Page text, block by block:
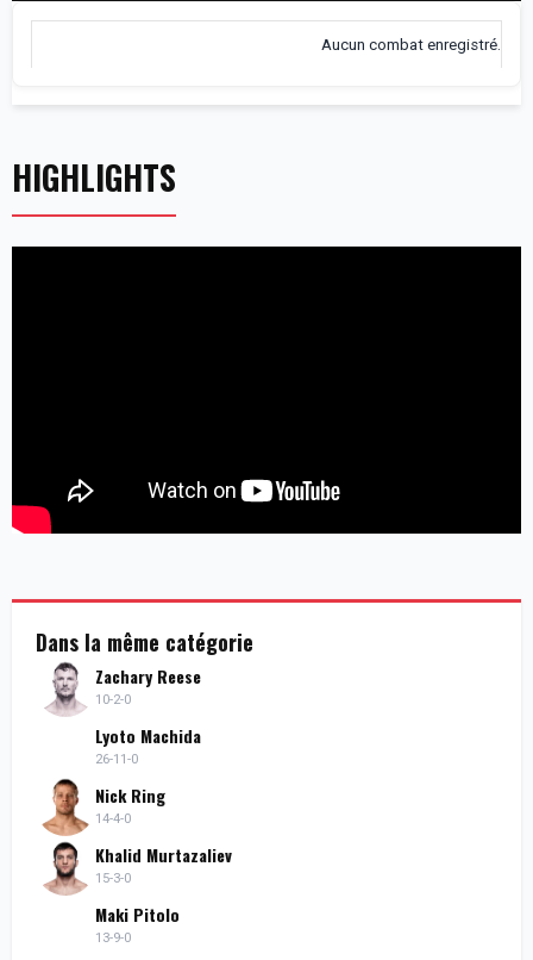
Aucun combat enregistré.
HIGHLIGHTS
Dans la même catégorie
Zachary Reese
10-2-0
Lyoto Machida
26-11-0
Nick Ring
14-4-0
Khalid Murtazaliev
15-3-0
Maki Pitolo
13-9-0